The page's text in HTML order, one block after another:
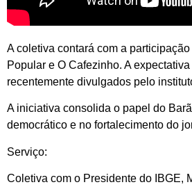
A coletiva contará com a
Popular e O Cafezinho. A
recentemente divulgados pelo
A iniciativa consolida o papel do
democrático e no fortalecimento do
Serviço:
Coletiva com o Presidente do IBGE,